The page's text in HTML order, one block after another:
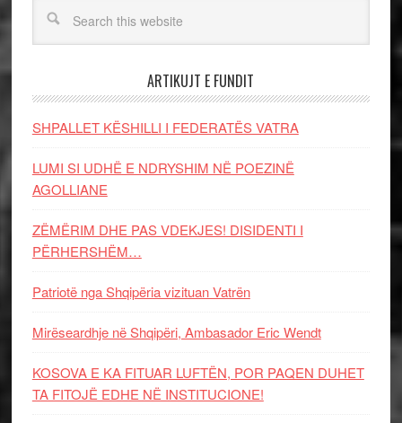
ARTIKUJT E FUNDIT
SHPALLET KËSHILLI I FEDERATËS VATRA
LUMI SI UDHË E NDRYSHIM NË POEZINË
AGOLLIANE
ZËMËRIM DHE PAS VDEKJES! DISIDENTI I
PËRHERSHËM…
Patriotë nga Shqipëria vizituan Vatrën
Mirëseardhje në Shqipëri, Ambasador Eric Wendt
KOSOVA E KA FITUAR LUFTËN, POR PAQEN DUHET
TA FITOJË EDHE NË INSTITUCIONE!